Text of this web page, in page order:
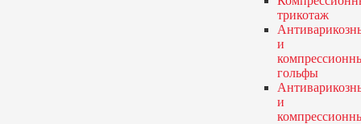
трикотаж
и
гольфы
и